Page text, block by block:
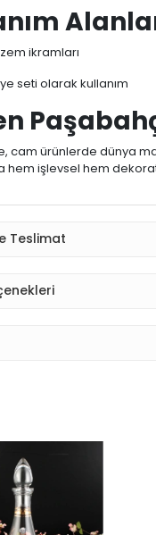
ikramları
seti olarak kullanım
cam ürünlerde dünya
hem işlevsel hem
Teslimat